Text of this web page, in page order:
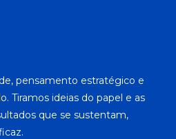
pensamento estratégico e
Tiramos ideias do papel e as
que se sustentam,